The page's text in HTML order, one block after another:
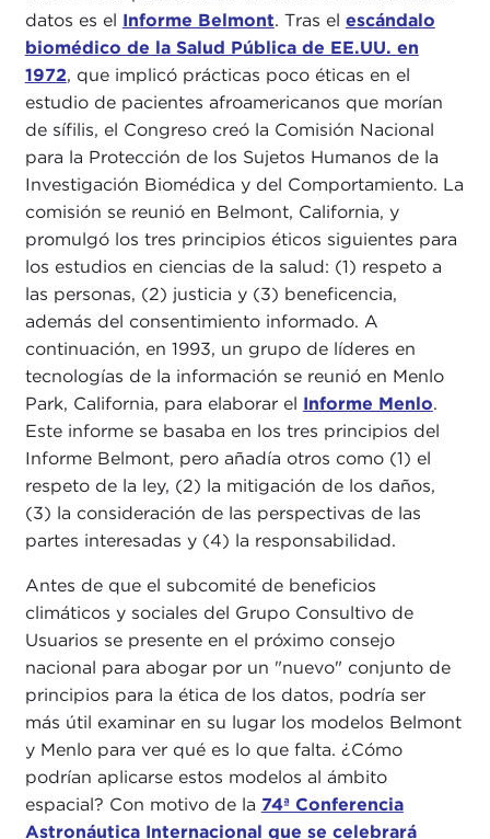
datos es el Informe Belmont. Tras el escándalo
biomédico de la Salud Pública de EE.UU. en
1972, que implicó prácticas poco éticas en el
estudio de pacientes afroamericanos que morían
de sífilis, el Congreso creó la Comisión Nacional
para la Protección de los Sujetos Humanos de la
Investigación Biomédica y del Comportamiento. La
comisión se reunió en Belmont, California, y
promulgó los tres principios éticos siguientes para
los estudios en ciencias de la salud: (1) respeto a
las personas, (2) justicia y (3) beneficencia,
además del consentimiento informado. A
continuación, en 1993, un grupo de líderes en
tecnologías de la información se reunió en Menlo
Park, California, para elaborar el Informe Menlo.
Este informe se basaba en los tres principios del
Informe Belmont, pero añadía otros como (1) el
respeto de la ley, (2) la mitigación de los daños,
(3) la consideración de las perspectivas de las
partes interesadas y (4) la responsabilidad.
Antes de que el subcomité de beneficios
climáticos y sociales del Grupo Consultivo de
Usuarios se presente en el próximo consejo
nacional para abogar por un "nuevo" conjunto de
principios para la ética de los datos, podría ser
más útil examinar en su lugar los modelos Belmont
y Menlo para ver qué es lo que falta. ¿Cómo
podrían aplicarse estos modelos al ámbito
espacial? Con motivo de la 74ª Conferencia
Astronáutica Internacional que se celebrará